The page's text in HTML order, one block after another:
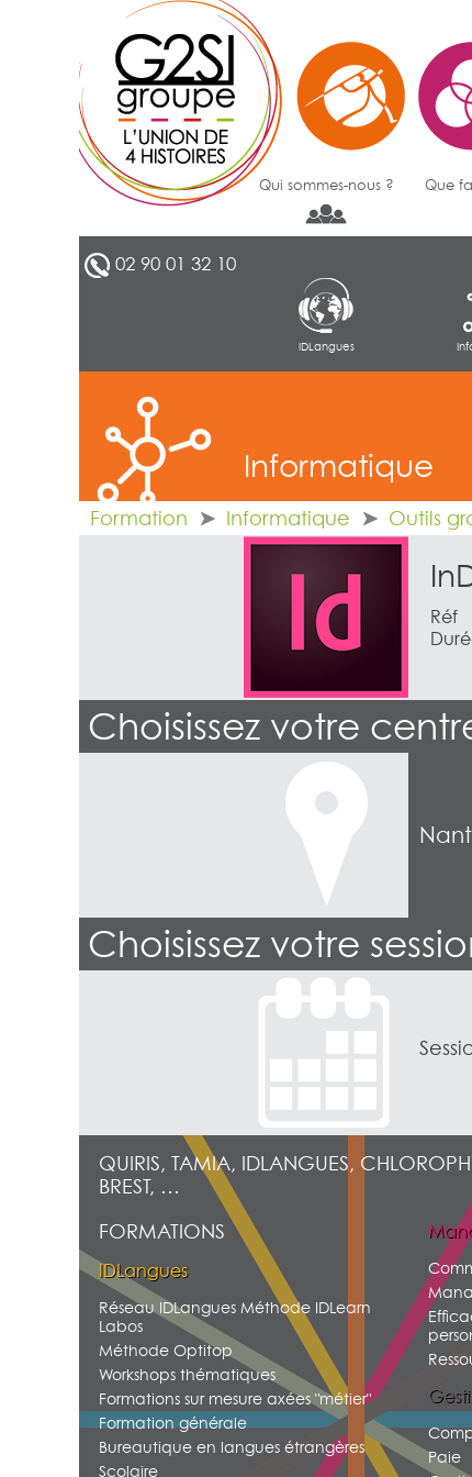
Qui sommes-nous ? Que
02 90 01 32 10
IDLangues
Informatique
Formation Informatique Outils
Réf
Choisissez votre
Choisissez votre
QUIRIS, TAMIA, IDLANGUES,
BREST, …
FORMATIONS
IDLangues
Réseau IDLangues Méthode IDLearn
Labos
Méthode Optitop
Workshops thématiques
Formations sur mesure axées "métier"
Formation générale
Bureautique en langues étrangères
Scolaire
Paie